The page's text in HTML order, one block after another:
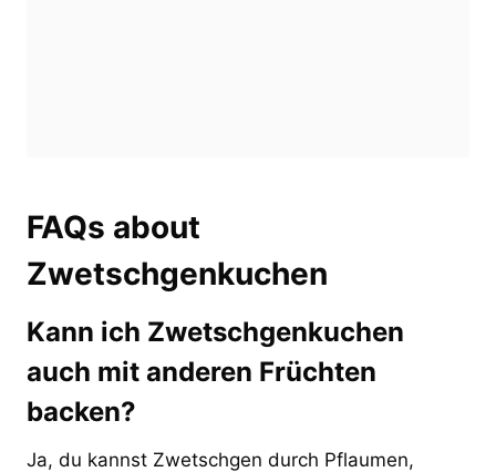
FAQs about
Zwetschgenkuchen
Kann ich Zwetschgenkuchen
auch mit anderen Früchten
backen?
Ja, du kannst Zwetschgen durch Pflaumen,